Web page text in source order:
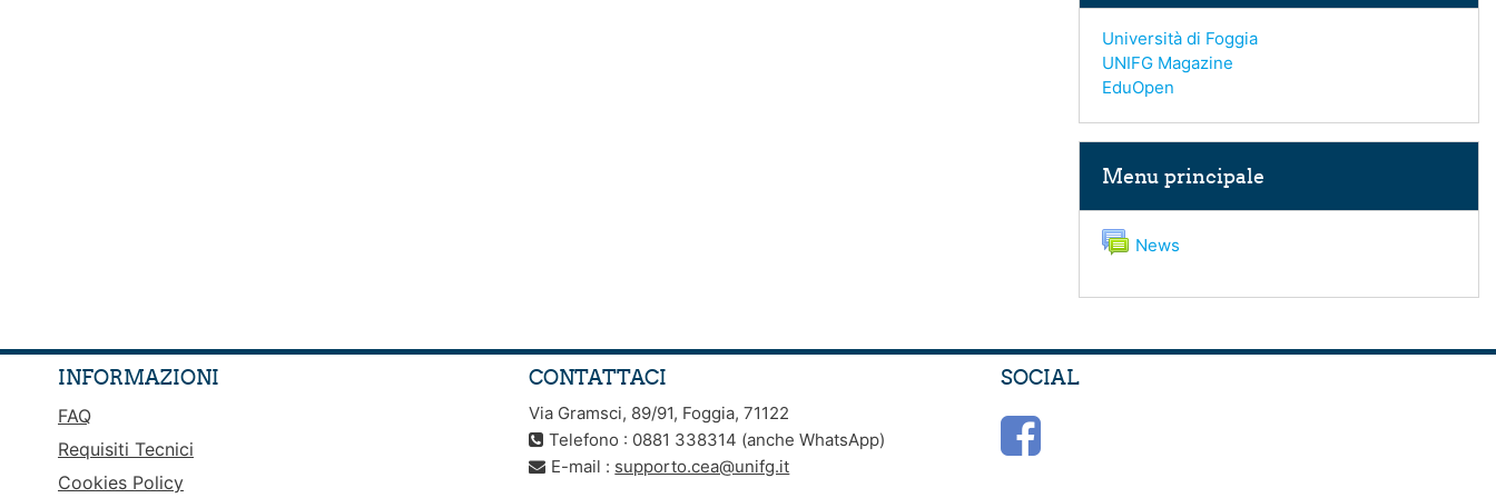
Università di Foggia
UNIFG Magazine
EduOpen
Menu principale
News
INFORMAZIONI
FAQ
Requisiti Tecnici
Cookies Policy
CONTATTACI
Via Gramsci, 89/91, Foggia, 71122
Telefono : 0881 338314 (anche WhatsApp)
E-mail : supporto.cea@unifg.it
SOCIAL